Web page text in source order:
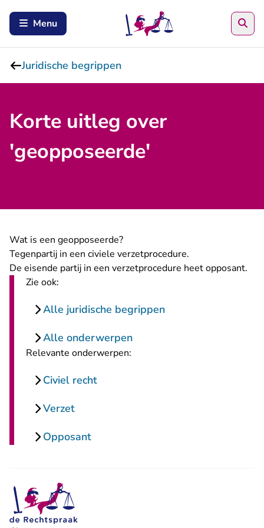
Menu
Juridische begrippen
Korte uitleg over
'geopposeerde'
Wat is een geopposeerde?
Tegenpartij in een civiele verzetprocedure.
De eisende partij in een verzetprocedure heet opposant.
Zie ook:
Alle juridische begrippen
Alle onderwerpen
Relevante onderwerpen:
Civiel recht
Verzet
Opposant